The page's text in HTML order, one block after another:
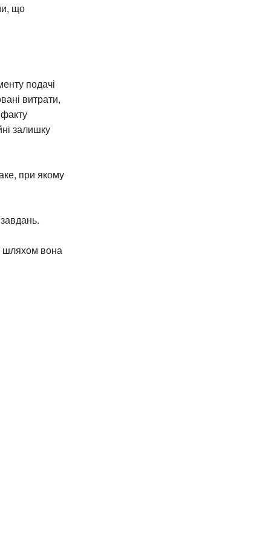
що
подачі
витрати,
залишку
при якому
шляхом вона